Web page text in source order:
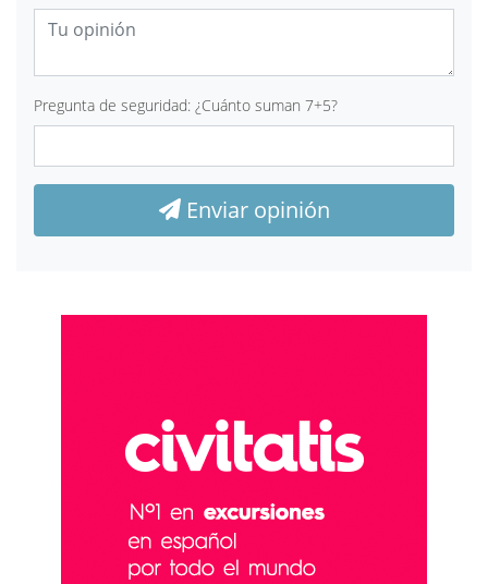
Pregunta de seguridad: ¿Cuánto suman 7+5?
Enviar opinión